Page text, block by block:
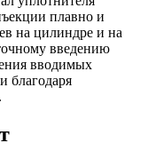
плавно и
на цилиндре и на
введению
вводимых
благодаря